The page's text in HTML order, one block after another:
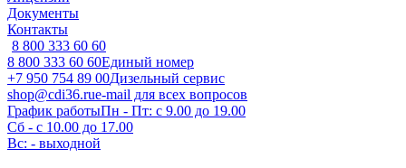
Документы
Контакты
8 800 333 60 60
8 800 333 60 60Единый номер
+7 950 754 89 00Дизельный сервис
shop@cdi36.rue-mail для всех вопросов
График работыПн - Пт: с 9.00 до 19.00
Сб - с 10.00 до 17.00
Вс: - выходной